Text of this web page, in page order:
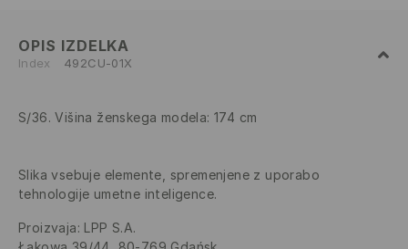
OPIS IZDELKA
Index 492CU-01X
S/36. Višina ženskega modela: 174 cm
Slika vsebuje elemente, spremenjene z uporabo
tehnologije umetne inteligence.
Proizvaja: LPP S.A.